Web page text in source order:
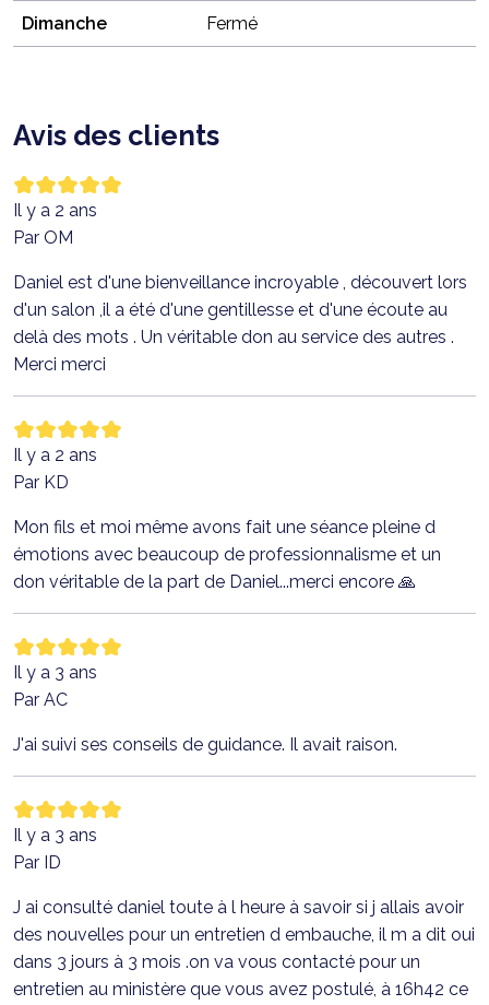
Dimanche Fermé
Avis des clients
Il y a 2 ans
Par OM
Daniel est d'une bienveillance incroyable , découvert lors
d'un salon ,il a été d'une gentillesse et d'une écoute au
delà des mots . Un véritable don au service des autres .
Merci merci
Il y a 2 ans
Par KD
Mon fils et moi même avons fait une séance pleine d
émotions avec beaucoup de professionnalisme et un
don véritable de la part de Daniel...merci encore 🙏
Il y a 3 ans
Par AC
J'ai suivi ses conseils de guidance. Il avait raison.
Il y a 3 ans
Par ID
J ai consulté daniel toute à l heure à savoir si j allais avoir
des nouvelles pour un entretien d embauche, il m a dit oui
dans 3 jours à 3 mois .on va vous contacté pour un
entretien au ministère que vous avez postulé, à 16h42 ce